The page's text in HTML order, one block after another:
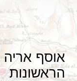
אוסף אריה
הראשונות